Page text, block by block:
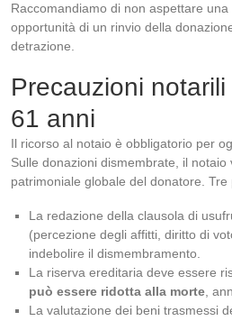
Raccomandiamo di non aspettare
opportunità di un rinvio della
detrazione.
Precauzioni
61 anni
Il ricorso al notaio è obbligatorio per
Sulle donazioni dismembrate, il
patrimoniale globale del donatore.
La redazione della clausola di
(percezione degli affitti, diritto di
indebolire il dismembramento.
La riserva ereditaria deve essere
può essere ridotta alla morte,
La valutazione dei beni trasmessi